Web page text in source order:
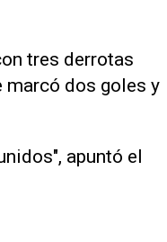
tres derrotas
⁠marcó dos goles y
apuntó el